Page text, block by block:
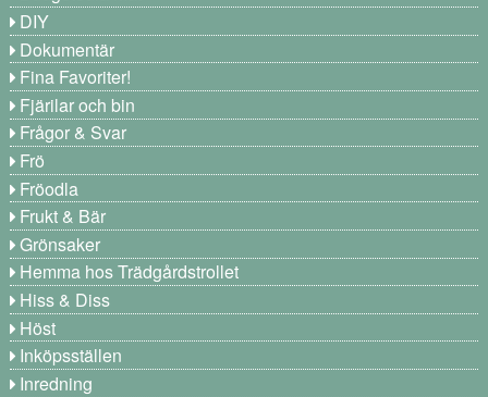
DIY
Dokumentär
Fina Favoriter!
Fjärilar och bin
Frågor & Svar
Frö
Fröodla
Frukt & Bär
Grönsaker
Hemma hos Trädgårdstrollet
Hiss & Diss
Höst
Inköpsställen
Inredning